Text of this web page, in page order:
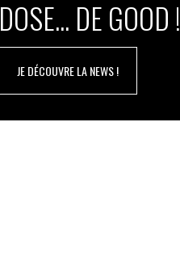
DOSE... DE GOOD !
JE DÉCOUVRE LA NEWS !